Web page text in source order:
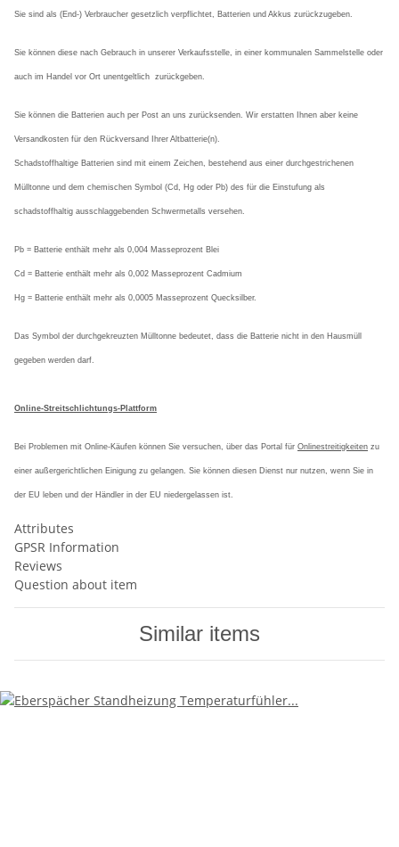
Sie sind als (End-) Verbraucher gesetzlich verpflichtet, Batterien und Akkus zurückzugeben.
Sie können diese nach Gebrauch in unserer Verkaufsstelle, in einer kommunalen Sammelstelle oder
auch im Handel vor Ort unentgeltlich zurückgeben.
Sie können die Batterien auch per Post an uns zurücksenden. Wir erstatten Ihnen aber keine
Versandkosten für den Rückversand Ihrer Altbatterie(n).
Schadstoffhaltige Batterien sind mit einem Zeichen, bestehend aus einer durchgestrichenen
Mülltonne und dem chemischen Symbol (Cd, Hg oder Pb) des für die Einstufung als
schadstoffhaltig ausschlaggebenden Schwermetalls versehen.
Pb = Batterie enthält mehr als 0,004 Masseprozent Blei
Cd = Batterie enthält mehr als 0,002 Masseprozent Cadmium
Hg = Batterie enthält mehr als 0,0005 Masseprozent Quecksilber.
Das Symbol der durchgekreuzten Mülltonne bedeutet, dass die Batterie nicht in den Hausmüll
gegeben werden darf.
Online-Streitschlichtungs-Plattform
Bei Problemen mit Online-Käufen können Sie versuchen, über das Portal für Onlinestreitigkeiten zu
einer außergerichtlichen Einigung zu gelangen. Sie können diesen Dienst nur nutzen, wenn Sie in
der EU leben und der Händler in der EU niedergelassen ist.
Attributes
GPSR Information
Reviews
Question about item
Similar items